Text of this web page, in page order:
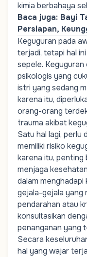
kimia berbahaya
Baca juga: Bayi
Persiapan,
Keguguran pada
terjadi, tetapi hal
sepele. Keguguran
psikologis yang
istri yang sedang
karena itu,
orang-orang
trauma akibat
Satu hal lagi, perlu
memiliki risiko
karena itu, penting
menjaga
dalam menghadapi
gejala-gejala yang
pendarahan atau
konsultasikan
penanganan yang
Secara
hal yang wajar